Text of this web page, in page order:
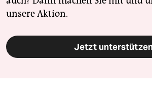
unsere Aktion.
Jetzt unterstützen